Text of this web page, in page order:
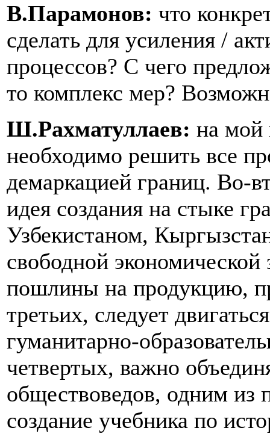
В.Парамонов: что
сделать для усиления /
процессов? С чего
то комплекс мер?
Ш.Рахматуллаев: на мой
необходимо решить все
демаркацией границ. Во-
идея создания на стыке
Узбекистаном,
свободной
пошлины на продукцию,
третьих, следует
гуманитарно-
четвертых, важно
обществоведов, одним из
создание учебника по